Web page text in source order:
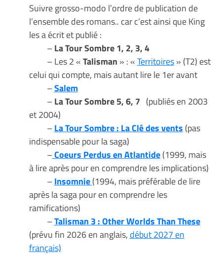
Suivre grosso-modo l’ordre de publication de
l’ensemble des romans.. car c’est ainsi que King
les a écrit et publié :
–La Tour Sombre 1, 2, 3, 4
– Les 2 «Talisman » : «Territoires» (T2) est
celui qui compte, mais autant lire le 1er avant
–Salem
–La Tour Sombre 5, 6, 7 (publiés en 2003
et 2004)
–La Tour Sombre : La Clé des vents (pas
indispensable pour la saga)
–Coeurs Perdus en Atlantide(1999, mais
à lire après pour en comprendre les implications)
–Insomnie(1994, mais préférable de lire
après la saga pour en comprendre les
ramifications)
–Talisman 3 : Other Worlds Than These
(prévu fin 2026 en anglais, début 2027 en
français)